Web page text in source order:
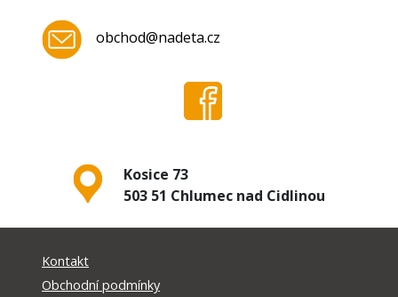
obchod@nadeta.cz
Kosice 73
503 51 Chlumec nad Cidlinou
Kontakt
Obchodní podmínky